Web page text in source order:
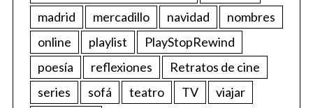
madrid
mercadillo navidad
nombres
online
playlist
PlayStopRewind
poesía
reflexiones
Retratos de cine
series
sofá teatro TV
viajar